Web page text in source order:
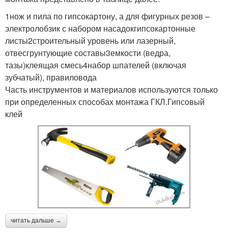
1нож и пила по гипсокартону, а для фигурных резов –
электролобзик с набором насадокгипсокартонные
листы2строительный уровень или лазерный,
отвесгрунтующие составы3емкости (ведра,
тазы)клеящая смесь4набор шпателей (включая
зубчатый), правиловода
Часть инструментов и материалов используются только
при определенных способах монтажа ГКЛ.Гипсовый
клей
читать дальше →